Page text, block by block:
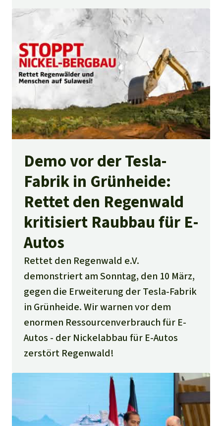
Demo vor der Tesla-
Fabrik in Grünheide:
Rettet den Regenwald
kritisiert Raubbau für E-
Autos
Rettet den Regenwald e.V.
demonstriert am Sonntag, den 10 März,
gegen die Erweiterung der Tesla-Fabrik
in Grünheide. Wir warnen vor dem
enormen Ressourcenverbrauch für E-
Autos - der Nickelabbau für E-Autos
zerstört Regenwald!